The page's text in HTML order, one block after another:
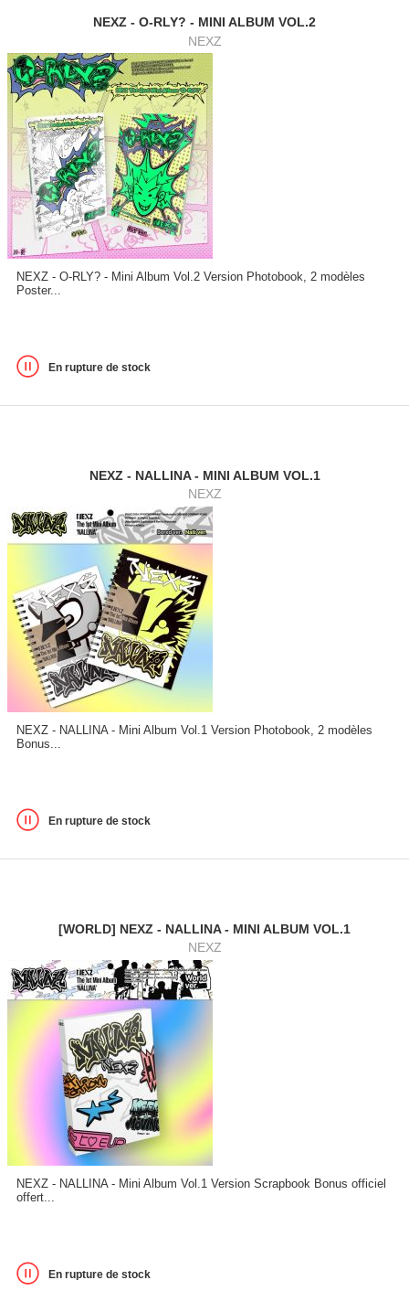
NEXZ - O-RLY? - MINI ALBUM VOL.2
NEXZ
NEXZ - O-RLY? - Mini Album Vol.2 Version Photobook, 2 modèles
Poster...
En rupture de stock
NEXZ - NALLINA - MINI ALBUM VOL.1
NEXZ
NEXZ - NALLINA - Mini Album Vol.1 Version Photobook, 2 modèles
Bonus...
En rupture de stock
[WORLD] NEXZ - NALLINA - MINI ALBUM VOL.1
NEXZ
NEXZ - NALLINA - Mini Album Vol.1 Version Scrapbook Bonus officiel
offert...
En rupture de stock